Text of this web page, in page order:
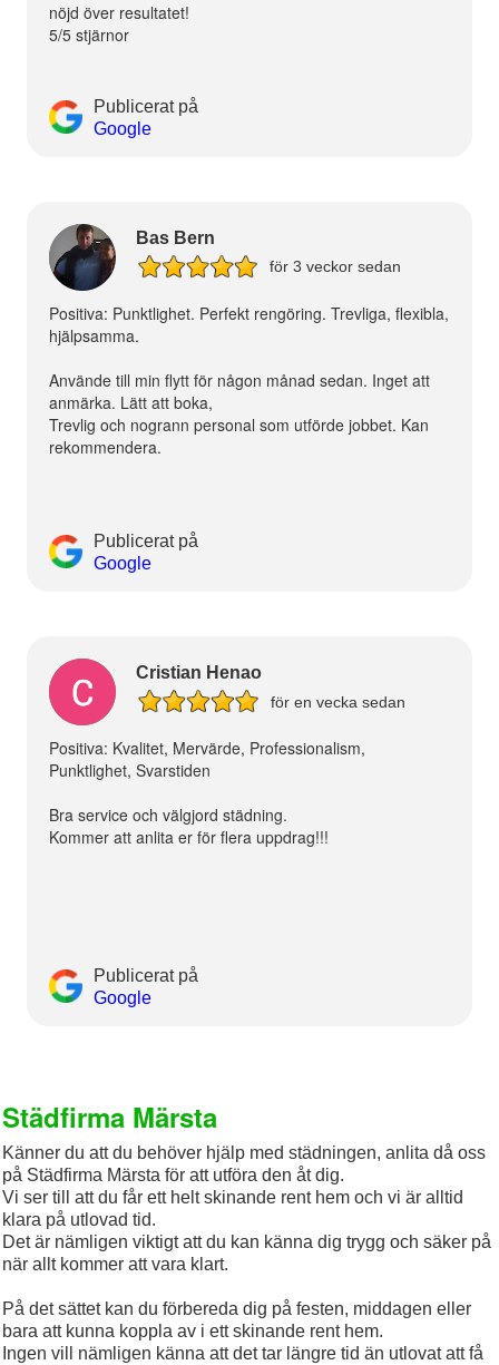
nöjd över resultatet!
5/5 stjärnor
Publicerat på
Google
Bas Bern
för 3 veckor sedan
Positiva: Punktlighet. Perfekt rengöring. Trevliga, flexibla,
hjälpsamma.
Använde till min flytt för någon månad sedan. Inget att
anmärka. Lätt att boka,
Trevlig och nogrann personal som utförde jobbet. Kan
rekommendera.
Publicerat på
Google
Cristian Henao
för en vecka sedan
Positiva: Kvalitet, Mervärde, Professionalism,
Punktlighet, Svarstiden
Bra service och välgjord städning.
Kommer att anlita er för flera uppdrag!!!
Publicerat på
Google
Städfirma Märsta
Känner du att du behöver hjälp med städningen, anlita då oss
på Städfirma Märsta för att utföra den åt dig.
Vi ser till att du får ett helt skinande rent hem och vi är alltid
klara på utlovad tid.
Det är nämligen viktigt att du kan känna dig trygg och säker på
när allt kommer att vara klart.
På det sättet kan du förbereda dig på festen, middagen eller
bara att kunna koppla av i ett skinande rent hem.
Ingen vill nämligen känna att det tar längre tid än utlovat att få